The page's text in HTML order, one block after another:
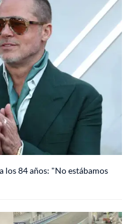
los 84 años: "No estábamos